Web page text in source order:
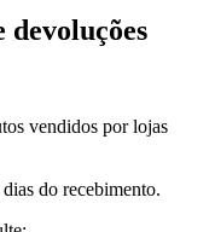
devoluções
vendidos por lojas
do recebimento.